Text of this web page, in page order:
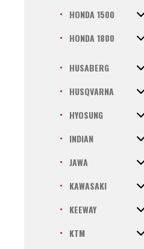
HONDA 1500
HONDA 1800
HUSABERG
HUSQVARNA
HYOSUNG
INDIAN
JAWA
KAWASAKI
KEEWAY
KTM